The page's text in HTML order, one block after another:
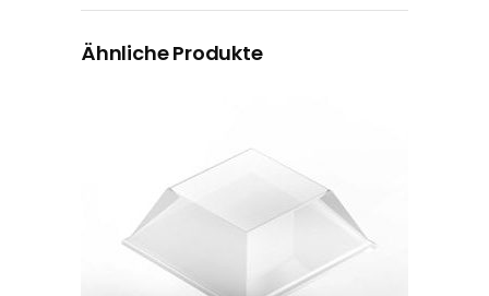
Ähnliche Produkte